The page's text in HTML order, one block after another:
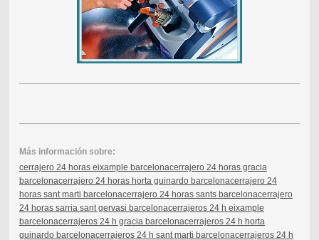
Más información sobre:
cerrajero 24 horas eixample barcelonacerrajero 24 horas gracia
barcelonacerrajero 24 horas horta guinardo barcelonacerrajero 24
horas sant marti barcelonacerrajero 24 horas sants barcelonacerrajero
24 horas sarria sant gervasi barcelonacerrajeros 24 h eixample
barcelonacerrajeros 24 h gracia barcelonacerrajeros 24 h horta
guinardo barcelonacerrajeros 24 h sant marti barcelonacerrajeros 24 h